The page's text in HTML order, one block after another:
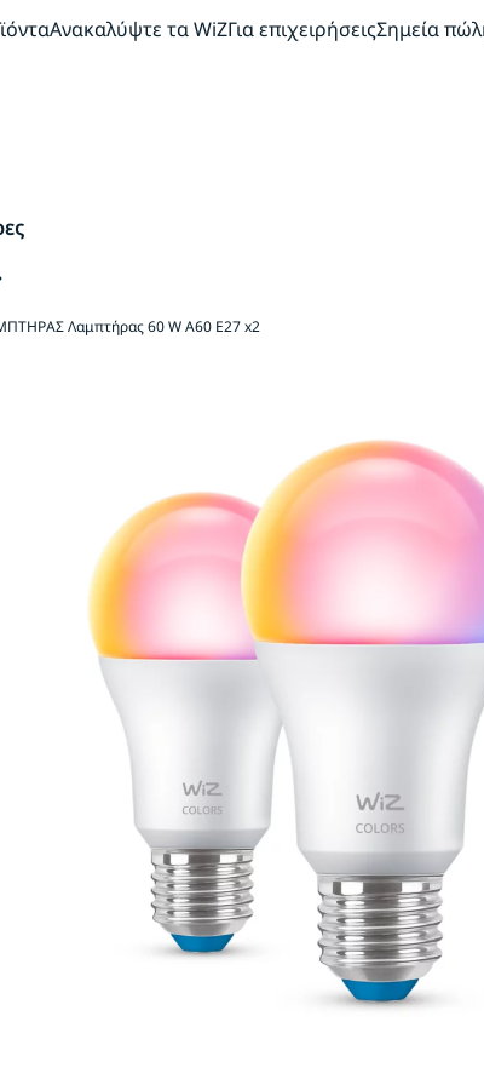
Ανακαλύψτε τα WiZΓια επιχειρήσειςΣημεία
Λαμπτήρας 60 W A60 E27 x2